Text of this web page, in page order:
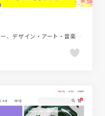
イラスト、カラフル、タイポグラフィー、デザイン・アート・音楽・文芸、ブランド・サービスサイト、ポップ